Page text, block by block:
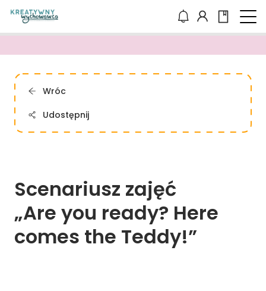
Wróc
Udostępnij
Scenariusz zajęć
„Are you ready? Here
comes the Teddy!”